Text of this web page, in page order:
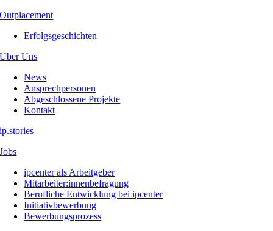
Outplacement
Erfolgsgeschichten
Über Uns
News
Ansprechpersonen
Abgeschlossene Projekte
Kontakt
ip.stories
Jobs
ipcenter als Arbeitgeber
Mitarbeiter:innenbefragung
Berufliche Entwicklung bei ipcenter
Initiativbewerbung
Bewerbungsprozess